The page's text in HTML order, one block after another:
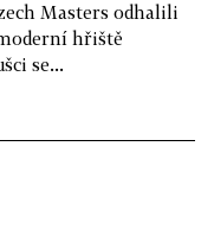
Masters odhalili
hřiště
se...